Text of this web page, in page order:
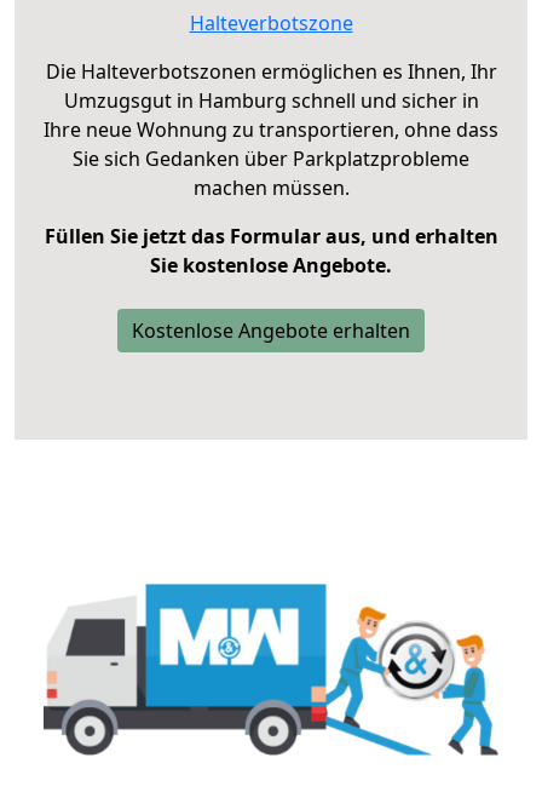
Halteverbotszone
Die Halteverbotszonen ermöglichen es Ihnen, Ihr
Umzugsgut in Hamburg schnell und sicher in
Ihre neue Wohnung zu transportieren, ohne dass
Sie sich Gedanken über Parkplatzprobleme
machen müssen.
Füllen Sie jetzt das Formular aus, und erhalten
Sie kostenlose Angebote.
Kostenlose Angebote erhalten